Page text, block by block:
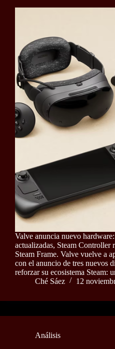
Valve anuncia nuevo
actualizadas, Steam Controller
Steam Frame. Valve vuelve a
con el anuncio de tres nuevos
reforzar su ecosistema Steam:
Ché Sáez
12
Análisis